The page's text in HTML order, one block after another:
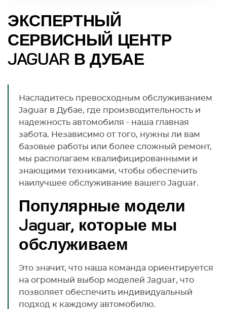
ЭКСПЕРТНЫЙ
СЕРВИСНЫЙ ЦЕНТР
JAGUAR В ДУБАЕ
Насладитесь превосходным обслуживанием
Jaguar в Дубае, где производительность и
надежность автомобиля - наша главная
забота. Независимо от того, нужны ли вам
базовые работы или более сложный ремонт,
мы располагаем квалифицированными и
знающими техниками, чтобы обеспечить
наилучшее обслуживание вашего Jaguar.
Популярные модели
Jaguar, которые мы
обслуживаем
Это значит, что наша команда ориентируется
на огромный выбор моделей Jaguar, что
позволяет обеспечить индивидуальный
подход к каждому автомобилю.